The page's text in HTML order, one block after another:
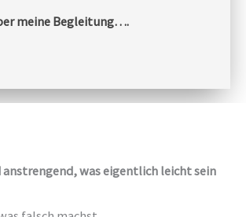
meine Begleitung….
was eigentlich leicht sein